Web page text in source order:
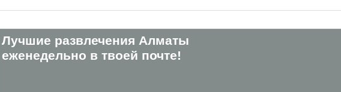
Лучшие развлечения Алматы
eженедельно в твоей почте!